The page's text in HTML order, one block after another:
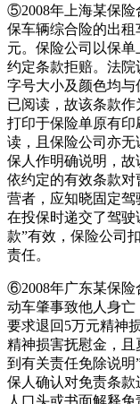
⑤2008年上海某保险
保车辆综合险的出租
元。保险公司以保
约定条款拒赔。法院
字号大小及颜色均
已阅读，故该条款
打印于保险单原有
读，且保险公司亦
保人作明确说明，
依约定的有效条款
营者，应知晓固定
在投保时递交了驾驶
款”有效，保险公司
责任。
⑥2008年广东某保险
动车肇事致他人身
要求退回5万元精神
精神损害抚慰金，
到有关责任免除说明
保人确认对免责条
人口头或书面解释